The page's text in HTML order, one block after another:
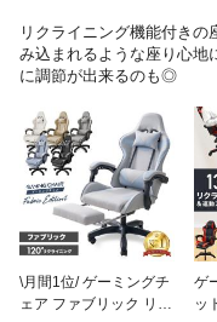
リクライニング機能付き
み込まれるような座り心地
に調節が出来るのも◎
\月間1位/ ゲーミングチ
ェア ファブリック リク
ゲ
ッ